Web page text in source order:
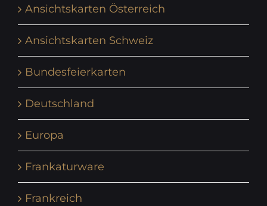
Ansichtskarten Österreich
Ansichtskarten Schweiz
Bundesfeierkarten
Deutschland
Europa
Frankaturware
Frankreich